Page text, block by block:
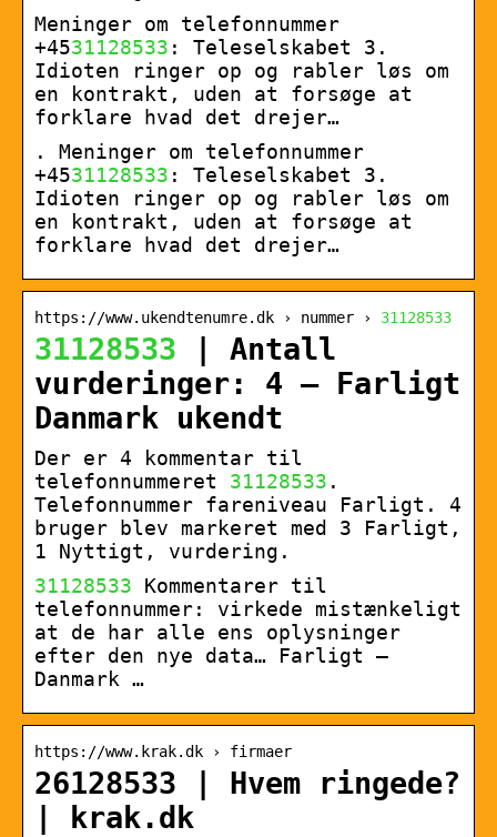
Meninger om telefonnummer
+4531128533 : Teleselskabet 3.
Idioten ringer op og rabler løs om
en kontrakt, uden at forsøge at
forklare hvad det drejer…
. Meninger om telefonnummer
+4531128533 : Teleselskabet 3.
Idioten ringer op og rabler løs om
en kontrakt, uden at forsøge at
forklare hvad det drejer…
https://www.ukendtenumre.dk › nummer › 31128533
31128533 | Antall
vurderinger: 4 – Farligt
Danmark ukendt
Der er 4 kommentar til
telefonnummeret 31128533 .
Telefonnummer fareniveau Farligt. 4
bruger blev markeret med 3 Farligt,
1 Nyttigt, vurdering.
31128533 Kommentarer til
telefonnummer: virkede mistænkeligt
at de har alle ens oplysninger
efter den nye data… Farligt –
Danmark …
https://www.krak.dk › firmaer
26128533 | Hvem ringede?
| krak.dk